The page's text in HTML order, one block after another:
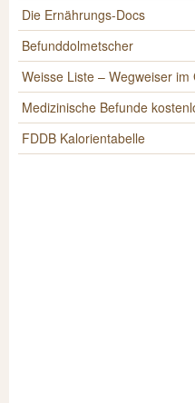
Die Ernährungs-Docs
Befunddolmetscher
Weisse Liste – Wegweiser im
Medizinische Befunde
FDDB Kalorientabelle